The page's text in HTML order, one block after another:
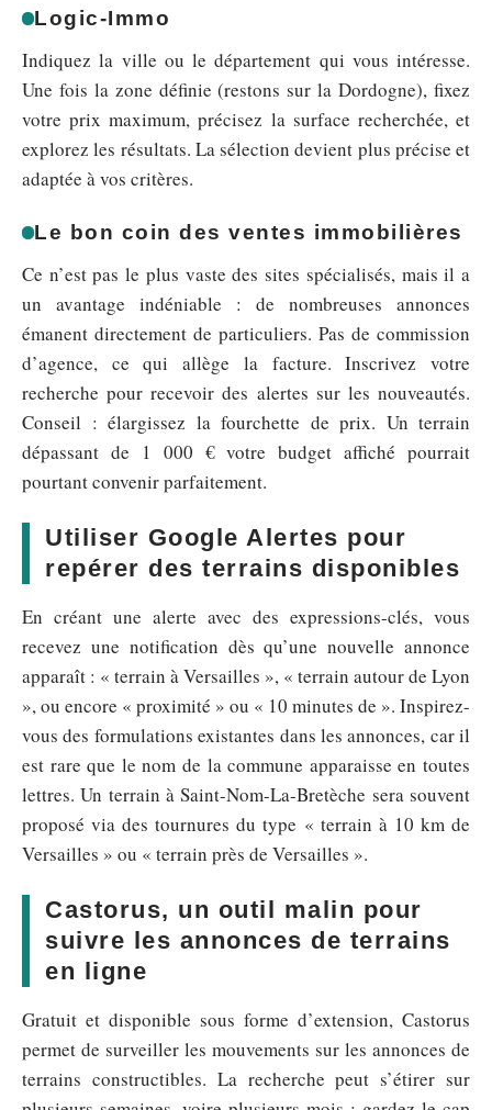
Logic-Immo
Indiquez la ville ou le département qui vous intéresse.
Une fois la zone définie (restons sur la Dordogne), fixez
votre prix maximum, précisez la surface recherchée, et
explorez les résultats. La sélection devient plus précise et
adaptée à vos critères.
Le bon coin des ventes immobilières
Ce n’est pas le plus vaste des sites spécialisés, mais il a
un avantage indéniable : de nombreuses annonces
émanent directement de particuliers. Pas de commission
d’agence, ce qui allège la facture. Inscrivez votre
recherche pour recevoir des alertes sur les nouveautés.
Conseil : élargissez la fourchette de prix. Un terrain
dépassant de 1 000 € votre budget affiché pourrait
pourtant convenir parfaitement.
Utiliser Google Alertes pour
repérer des terrains disponibles
En créant une alerte avec des expressions-clés, vous
recevez une notification dès qu’une nouvelle annonce
apparaît : « terrain à Versailles », « terrain autour de Lyon
», ou encore « proximité » ou « 10 minutes de ». Inspirez-
vous des formulations existantes dans les annonces, car il
est rare que le nom de la commune apparaisse en toutes
lettres. Un terrain à Saint-Nom-La-Bretèche sera souvent
proposé via des tournures du type « terrain à 10 km de
Versailles » ou « terrain près de Versailles ».
Castorus, un outil malin pour
suivre les annonces de terrains
en ligne
Gratuit et disponible sous forme d’extension, Castorus
permet de surveiller les mouvements sur les annonces de
terrains constructibles. La recherche peut s’étirer sur